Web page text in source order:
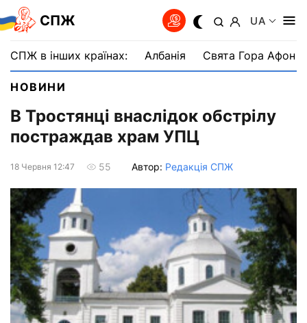
СПЖ UA
СПЖ в інших країнах: Албанія Свята Гора Афон
НОВИНИ
В Тростянці внаслідок обстрілу
постраждав храм УПЦ
18 Червня 12:47 55 Автор: Редакція СПЖ